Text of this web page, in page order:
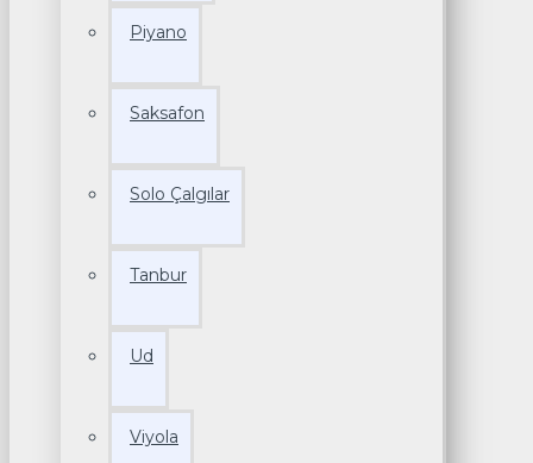
Piyano
Saksafon
Solo Çalgılar
Tanbur
Ud
Viyola